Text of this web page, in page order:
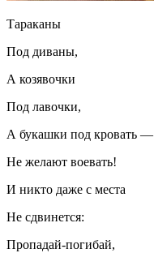
Тараканы
Под диваны,
А козявочки
Под лавочки,
А букашки под кровать —
Не желают воевать!
И никто даже с места
Не сдвинется:
Пропадай-погибай,